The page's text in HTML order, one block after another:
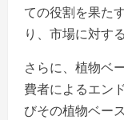
ての役割を果た
り、市場に対す
さらに、植物ベ
費者によるエン
びその植物ベー